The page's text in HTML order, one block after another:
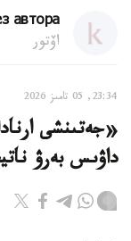
автора
اۆتور
23:34, 05 تامىز 2026
«جەتىنشى
داۋىس بەرۋ